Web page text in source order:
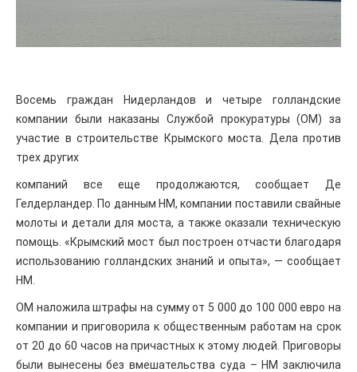
Восемь граждан Нидерландов и четыре голландские
компании были наказаны Службой прокуратуры (ОМ) за
участие в строительстве Крымского моста. Дела против
трех других
компаний все еще продолжаются, сообщает Де
Гелдерландер. По данным НМ, компании поставили свайные
молоты и детали для моста, а также оказали техническую
помощь. «Крымский мост был построен отчасти благодаря
использованию голландских знаний и опыта», — сообщает
НМ.
OM наложила штрафы на сумму от 5 000 до 100 000 евро на
компании и приговорила к общественным работам на срок
от 20 до 60 часов на причастных к этому людей. Приговоры
были вынесены без вмешательства суда – НМ заключила